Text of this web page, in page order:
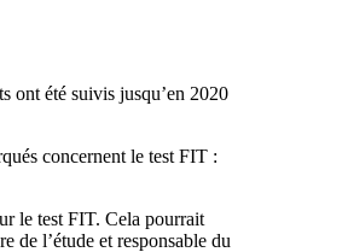
ont été suivis jusqu’en 2020
concernent le test FIT :
le test FIT. Cela pourrait
de l’étude et responsable du